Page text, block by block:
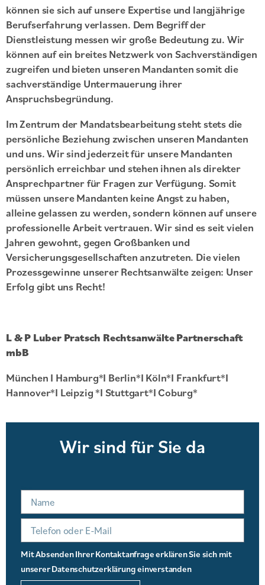
können sie sich auf unsere Expertise und langjährige
Berufserfahrung verlassen. Dem Begriff der
Dienstleistung messen wir große Bedeutung zu. Wir
können auf ein breites Netzwerk von Sachverständigen
zugreifen und bieten unseren Mandanten somit die
sachverständige Untermauerung ihrer
Anspruchsbegründung.
Im Zentrum der Mandatsbearbeitung steht stets die
persönliche Beziehung zwischen unseren Mandanten
und uns. Wir sind jederzeit für unsere Mandanten
persönlich erreichbar und stehen ihnen als direkter
Ansprechpartner für Fragen zur Verfügung. Somit
müssen unsere Mandanten keine Angst zu haben,
alleine gelassen zu werden, sondern können auf unsere
professionelle Arbeit vertrauen. Wir sind es seit vielen
Jahren gewohnt, gegen Großbanken und
Versicherungsgesellschaften anzutreten. Die vielen
Prozessgewinne unserer Rechtsanwälte zeigen: Unser
Erfolg gibt uns Recht!
L & P Luber Pratsch Rechtsanwälte Partnerschaft
mbB
München I Hamburg*I Berlin*I Köln*I Frankfurt*I
Hannover*I Leipzig *I Stuttgart*I Coburg*
Wir sind für Sie da
Mit Absenden Ihrer Kontaktanfrage erklären Sie sich mit
unserer Datenschutzerklärung einverstanden